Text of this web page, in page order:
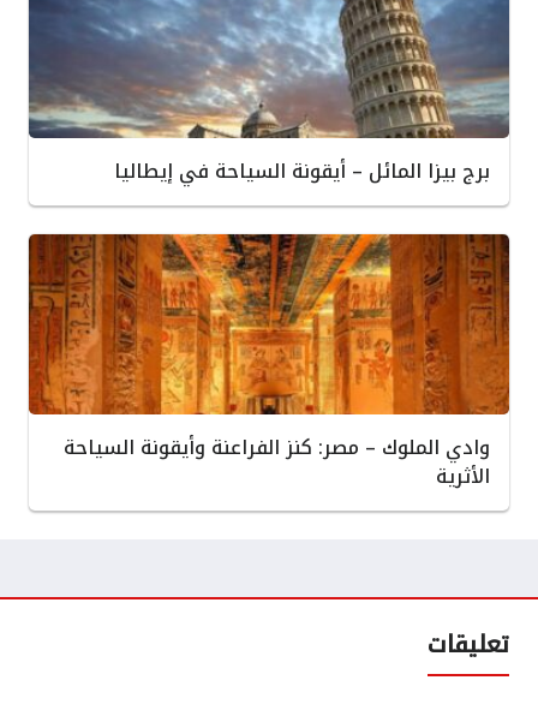
برج بيزا المائل – أيقونة السياحة في إيطاليا
وادي الملوك – مصر: كنز الفراعنة وأيقونة السياحة
الأثرية
تعليقات